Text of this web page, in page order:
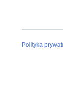
Polityka